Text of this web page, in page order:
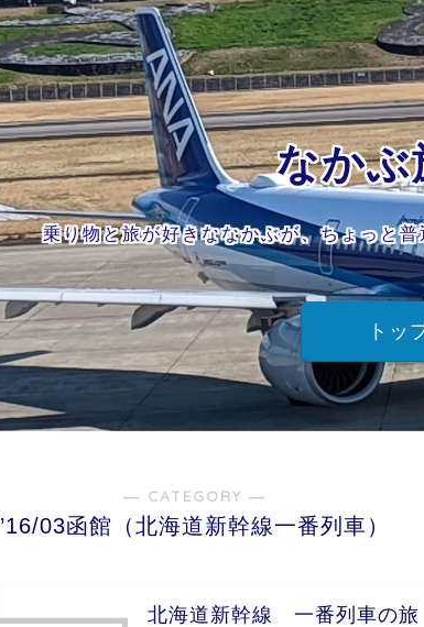
なかぶ
乗り物と旅が好きななかぶが、ちょっと
トッ
― CATEGORY ―
’16/03函館（北海道新幹線一番列車）
北海道新幹線 一番列車の